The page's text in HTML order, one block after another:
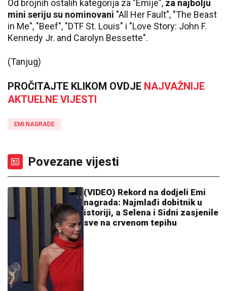
Od brojnih ostalih kategorija za "Emije", za najbolju
mini seriju su nominovani "All Her Fault", "The Beast
in Me", "Beef", "DTF St. Louis" i "Love Story: John F.
Kennedy Jr. and Carolyn Bessette".
(Tanjug)
PROČITAJTE KLIKOM OVDJE NAJVAŽNIJE
AKTUELNE VIJESTI
EMI NAGRADE
Povezane vijesti
(VIDEO) Rekord na dodjeli Emi
nagrada: Najmlađi dobitnik u
istoriji, a Selena i Sidni zasjenile
sve na crvenom tepihu